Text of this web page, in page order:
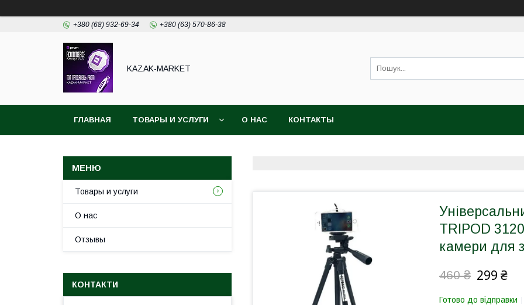
+380 (68) 932-69-34 +380 (63) 570-86-38
KAZAK-MARKET
ГЛАВНАЯ ТОВАРЫ И УСЛУГИ О НАС КОНТАКТЫ
TRIPOD
камери для
460 ₴ 299 ₴
Готово до відправки
Товары и услуги
О нас
Отзывы
КОНТАКТИ